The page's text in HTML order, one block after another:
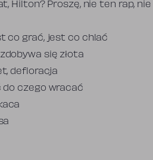
Hilton? Proszę, nie ten rap, nie
co grać, jest co chlać
się złota
defloracja
do czego wracać